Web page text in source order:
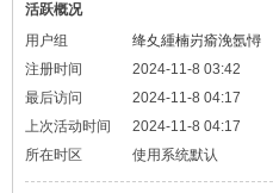
活跃概况
用户组
绛夊緟楠岃瘉浼氬憳
注册时间
2024-11-8 03:42
最后访问
2024-11-8 04:17
上次活动时间
2024-11-8 04:17
所在时区
使用系统默认